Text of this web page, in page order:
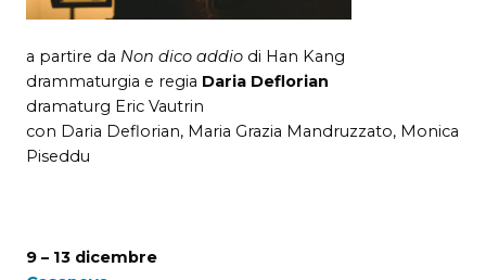
a partire da Non dico addio di Han Kang
drammaturgia e regia Daria Deflorian
dramaturg Eric Vautrin
con Daria Deflorian, Maria Grazia Mandruzzato, Monica
Piseddu
9 – 13 dicembre